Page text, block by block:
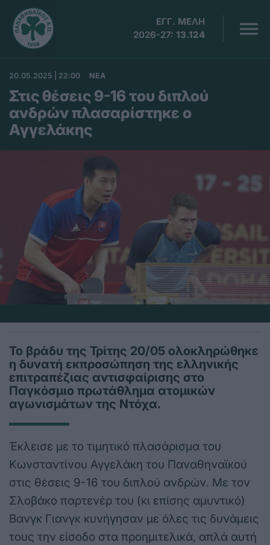
ΕΓΓ. ΜΕΛΗ
2026-27: 13.124
20.05.2025 | 22:00 ΝΕΑ
Στις θέσεις 9-16 του διπλού
ανδρών πλασαρίστηκε ο
Αγγελάκης
Το βράδυ της Τρίτης 20/05 ολοκληρώθηκε
η δυνατή εκπροσώπηση της ελληνικής
επιτραπέζιας αντισφαίρισης στο
Παγκόσμιο πρωτάθλημα ατομικών
αγωνισμάτων της Ντόχα.
Έκλεισε με το τιμητικό πλασάρισμα του
Κωνσταντίνου Αγγελάκη του Παναθηναϊκού
στις θέσεις 9-16 του διπλού ανδρών. Με τον
Σλοβάκο παρτενέρ του (κι επίσης αμυντικό)
Βανγκ Γιανγκ κυνήγησαν με όλες τις δυνάμεις
τους την είσοδο στα προημιτελικά, απλά αυτή